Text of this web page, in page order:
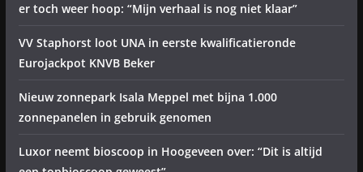
er toch weer hoop: “Mijn verhaal is nog niet klaar”
VV Staphorst loot UNA in eerste kwalificatieronde
Eurojackpot KNVB Beker
Nieuw zonnepark Isala Meppel met bijna 1.000
zonnepanelen in gebruik genomen
Luxor neemt bioscoop in Hoogeveen over: “Dit is altijd